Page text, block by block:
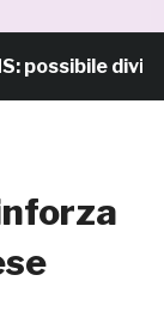
divieto